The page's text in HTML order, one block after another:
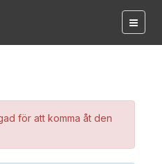
för att komma åt den